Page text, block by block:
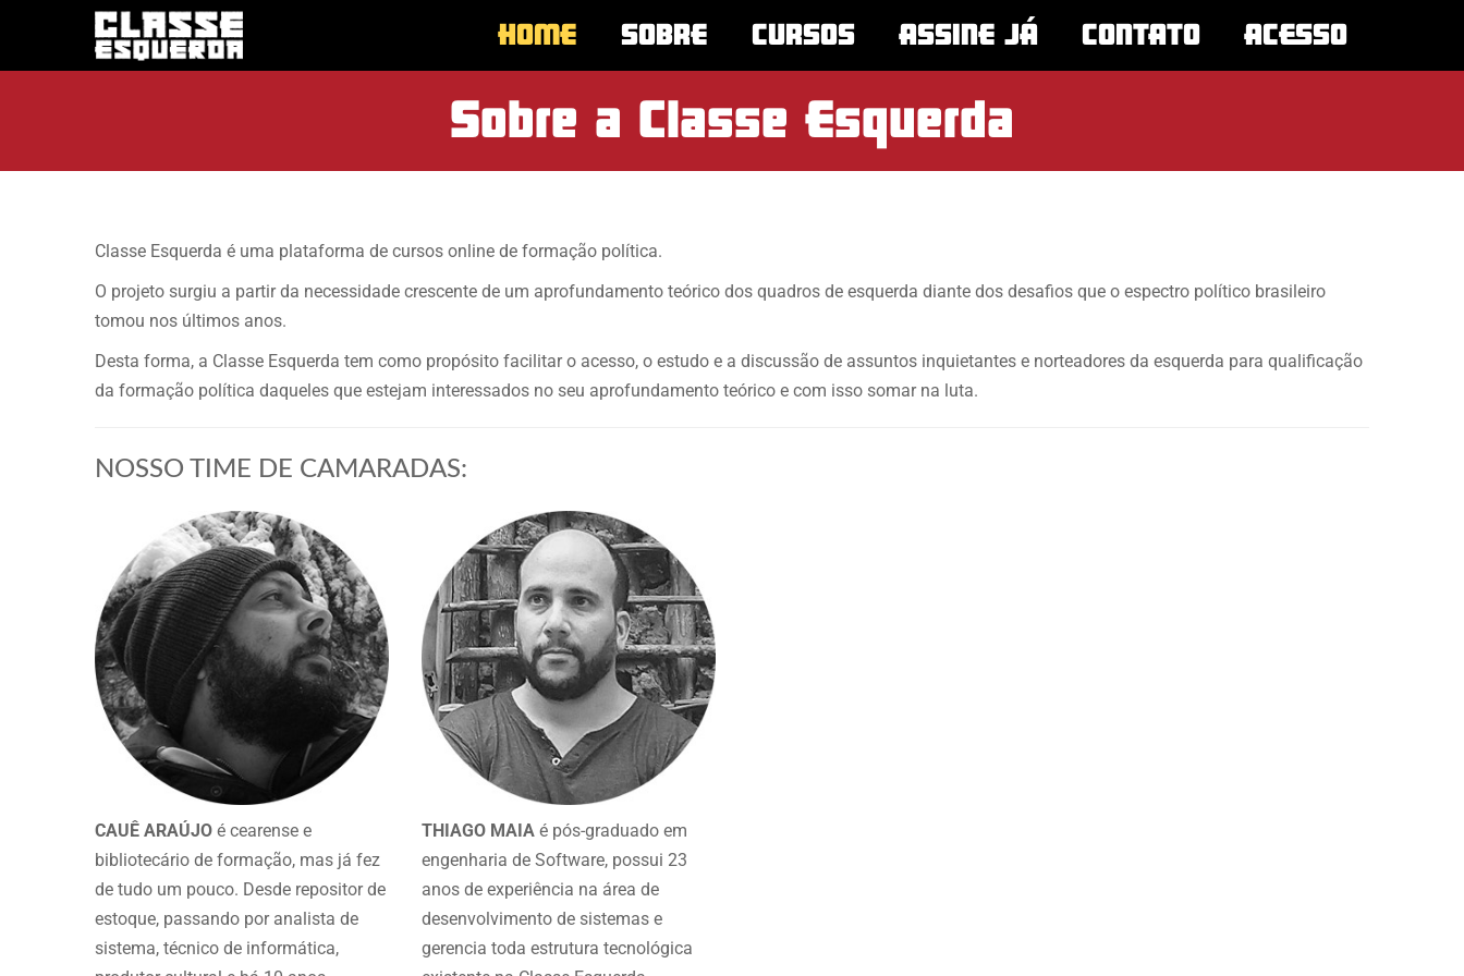
HOME SOBRE CURSOS ASSINE JÁ CONTATO ACESSO
Sobre a Classe Esquerda
Classe Esquerda é uma plataforma de cursos online de formação política.
O projeto surgiu a partir da necessidade crescente de um aprofundamento teórico dos quadros de esquerda diante dos desafios que o espectro político brasileiro
tomou nos últimos anos.
Desta forma, a Classe Esquerda tem como propósito facilitar o acesso, o estudo e a discussão de assuntos inquietantes e norteadores da esquerda para qualificação
da formação política daqueles que estejam interessados no seu aprofundamento teórico e com isso somar na luta.
NOSSO TIME DE CAMARADAS:
CAUÊ ARAÚJO é cearense e
bibliotecário de formação, mas já fez
de tudo um pouco. Desde repositor de
estoque, passando por analista de
sistema, técnico de informática,
THIAGO MAIA é pós-graduado em
engenharia de Software, possui 23
anos de experiência na área de
desenvolvimento de sistemas e
gerencia toda estrutura tecnológica